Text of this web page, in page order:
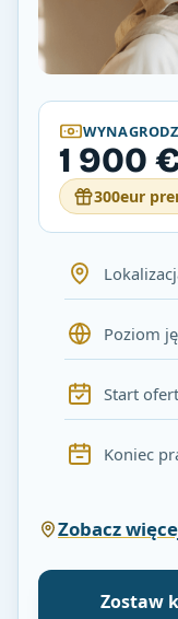
1 900
300eur
Poziom
Start
Koniec
Zobacz
Zostaw